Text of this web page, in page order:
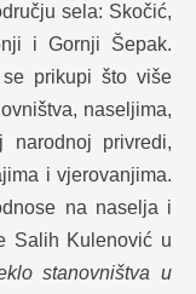
sela: Skočić,
i Gornji Šepak.
prikupi što više
naseljima,
narodnoj privredi,
i vjerovanjima.
na naselja i
Salih Kulenović u
stanovništva u